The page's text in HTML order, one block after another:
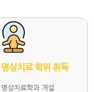
상치료 학위 취득
상치료학과 개설